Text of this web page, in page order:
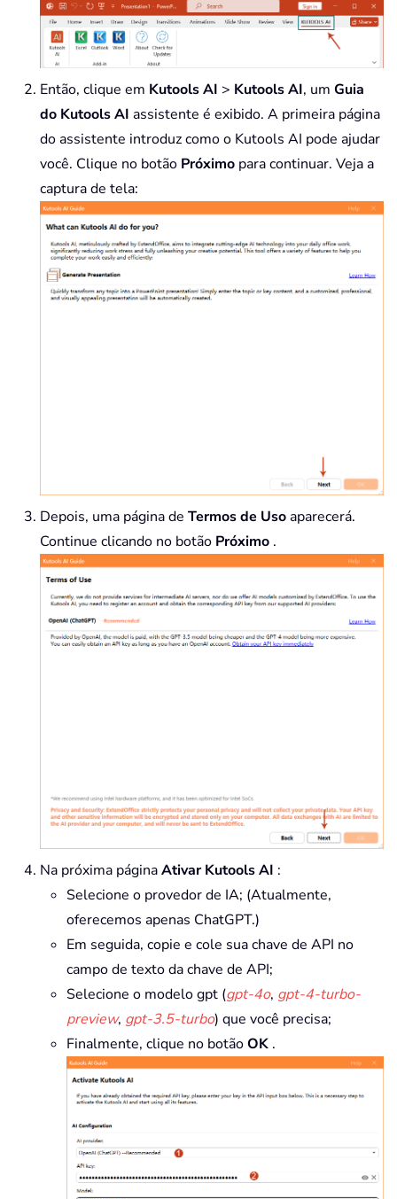
Então, clique em Kutools AI > Kutools AI, um Guia
do Kutools AI assistente é exibido. A primeira página
do assistente introduz como o Kutools AI pode ajudar
você. Clique no botão Próximo para continuar. Veja a
captura de tela:
Depois, uma página de Termos de Usoaparecerá.
Continue clicando no botão Próximo .
Na próxima páginaAtivar Kutools AI :
Selecione o provedor de IA; (Atualmente,
oferecemos apenas ChatGPT.)
Em seguida, copie e cole sua chave de API no
campo de texto da chave de API;
Selecione o modelo gpt (gpt-4o, gpt-4-turbo-
preview, gpt-3.5-turbo) que você precisa;
Finalmente, clique no botãoOK .